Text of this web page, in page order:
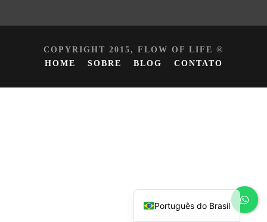
COPYRIGHT 2015, FLOW OF LIFE ®
HOME
SOBRE BLOG CONTATO
Português do Brasil